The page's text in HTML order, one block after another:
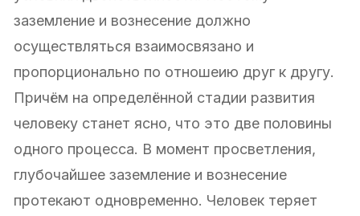
заземление и вознесение должно
осуществляться взаимосвязано и
пропорционально по отношеию друг к другу.
Причём на определённой стадии развития
человеку станет ясно, что это две половины
одного процесса. В момент просветления,
глубочайшее заземление и вознесение
протекают одновременно. Человек теряет